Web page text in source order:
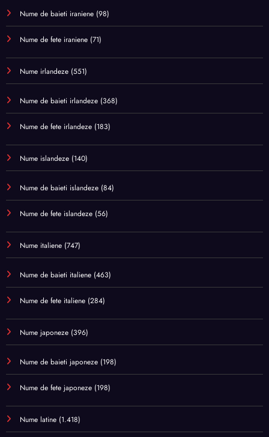
Nume de baieti iraniene (98)
Nume de fete iraniene (71)
Nume irlandeze (551)
Nume de baieti irlandeze (368)
Nume de fete irlandeze (183)
Nume islandeze (140)
Nume de baieti islandeze (84)
Nume de fete islandeze (56)
Nume italiene (747)
Nume de baieti italiene (463)
Nume de fete italiene (284)
Nume japoneze (396)
Nume de baieti japoneze (198)
Nume de fete japoneze (198)
Nume latine (1.418)